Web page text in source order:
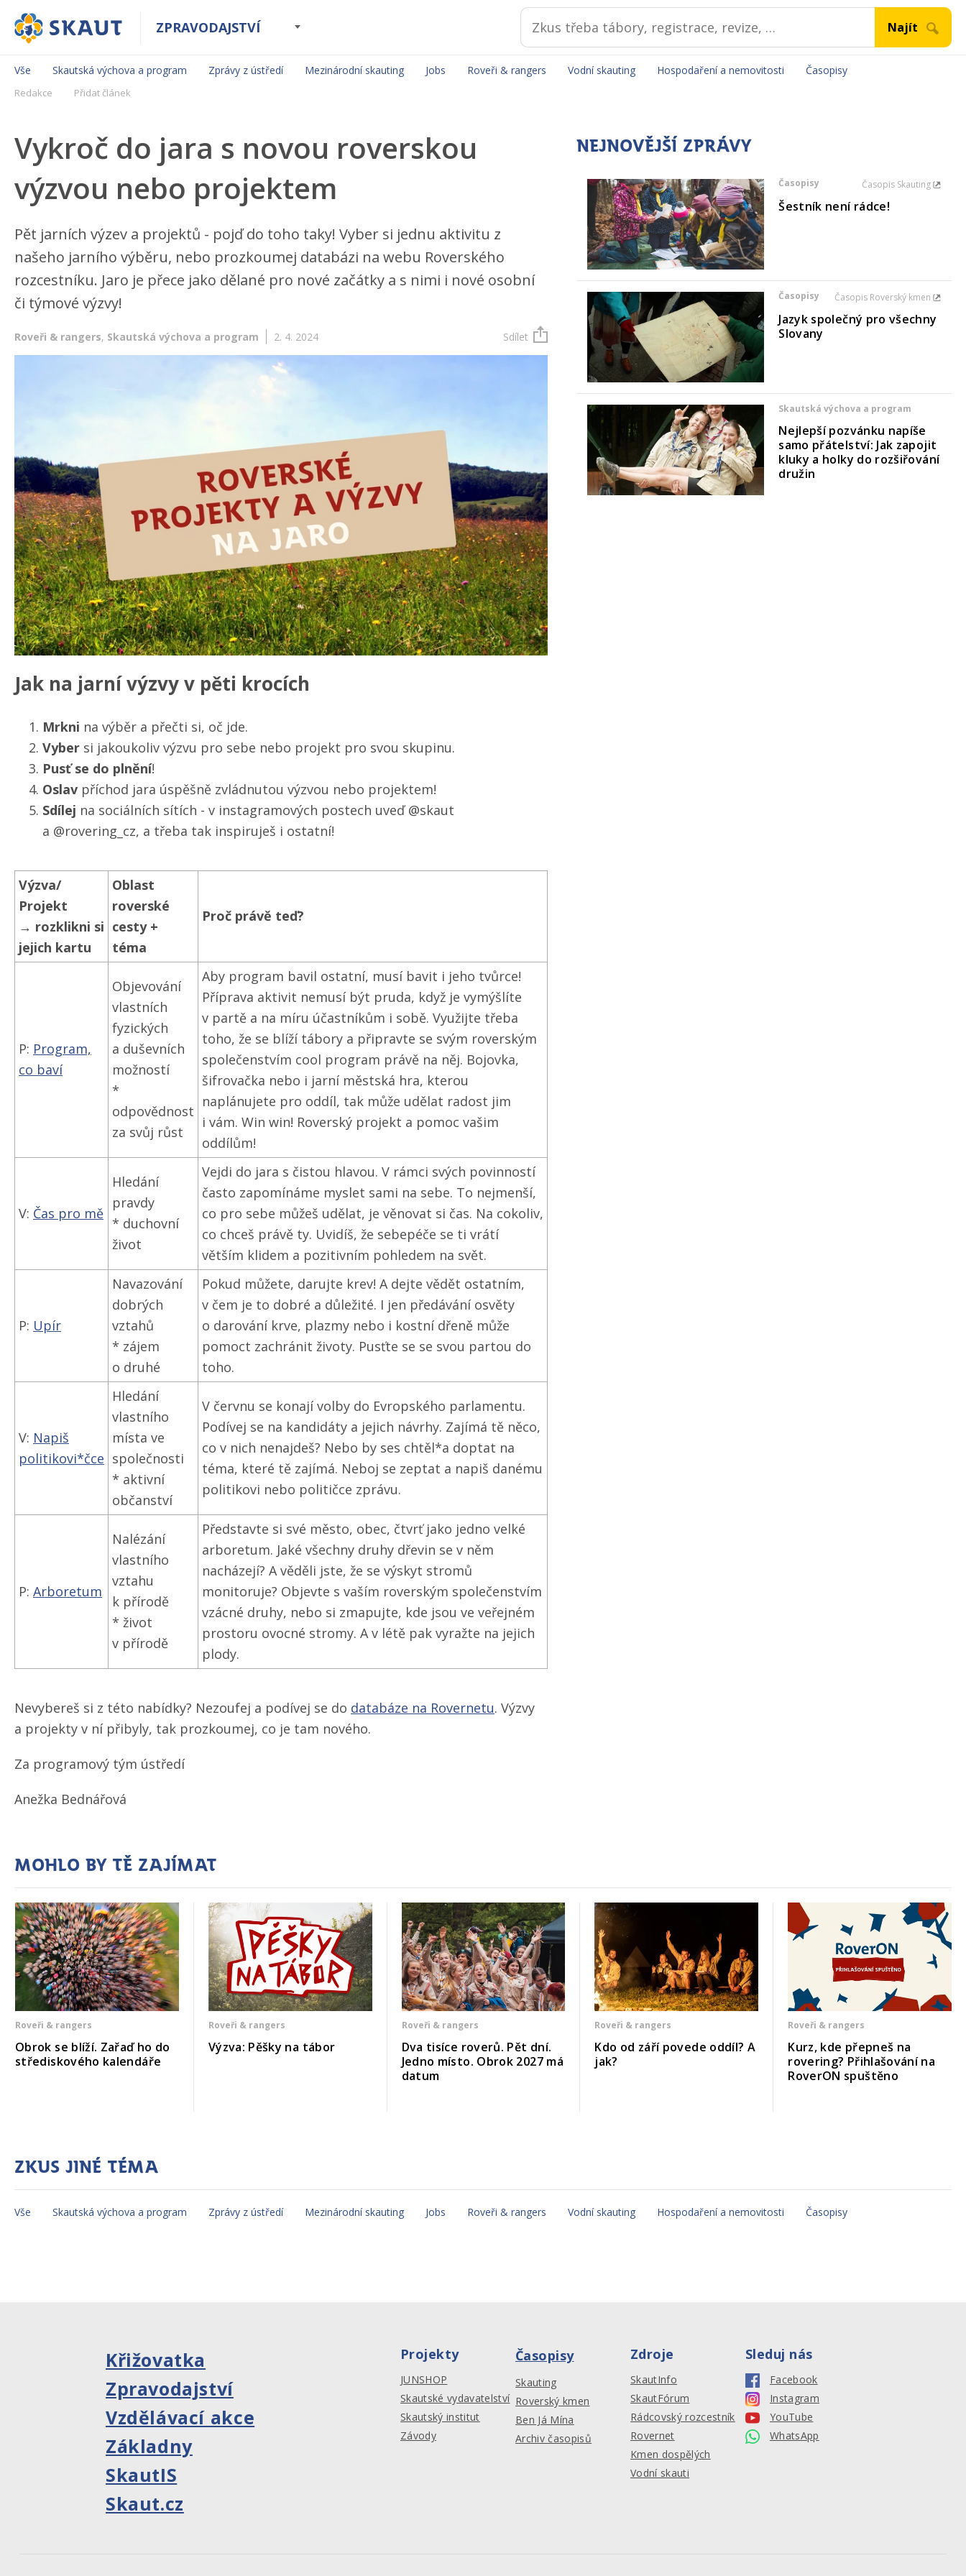
ZPRAVODAJSTVÍ
Vše Skautská výchova a program Zprávy z ústředí Mezinárodní skauting Jobs Roveři & rangers Vodní skauting Hospodaření a nemovitosti Časopisy
Redakce Přidat článek
Vykroč do jara s novou roverskou
výzvou nebo projektem
Pět jarních výzev a projektů - pojď do toho taky! Vyber si jednu aktivitu z
našeho jarního výběru, nebo prozkoumej databázi na webu Roverského
rozcestníku. Jaro je přece jako dělané pro nové začátky a s nimi i nové osobní
či týmové výzvy!
Roveři & rangers, Skautská výchova a program 2. 4. 2024 Sdílet
Jak na jarní výzvy v pěti krocích
Mrkni na výběr a přečti si, oč jde.
Vyber si jakoukoliv výzvu pro sebe nebo projekt pro svou skupinu.
Pusť se do plnění!
Oslav příchod jara úspěšně zvládnutou výzvou nebo projektem!
Sdílej na sociálních sítích - v instagramových postech uveď @skaut
a @rovering_cz, a třeba tak inspiruješ i ostatní!
Výzva/
Projekt
→ rozklikni si
jejich kartu
Oblast
roverské
cesty +
téma
Proč právě teď?
P: Program,
co baví
Objevování
vlastních
fyzických
a duševních
možností
*
odpovědnost
za svůj růst
Aby program bavil ostatní, musí bavit i jeho tvůrce!
Příprava aktivit nemusí být pruda, když je vymýšlíte
v partě a na míru účastníkům i sobě. Využijte třeba
toho, že se blíží tábory a připravte se svým roverským
společenstvím cool program právě na něj. Bojovka,
šifrovačka nebo i jarní městská hra, kterou
naplánujete pro oddíl, tak může udělat radost jim
i vám. Win win! Roverský projekt a pomoc vašim
oddílům!
V: Čas pro mě
Hledání
pravdy
* duchovní
život
Vejdi do jara s čistou hlavou. V rámci svých povinností
často zapomínáme myslet sami na sebe. To nejmenší,
co pro sebe můžeš udělat, je věnovat si čas. Na cokoliv,
co chceš právě ty. Uvidíš, že sebepéče se ti vrátí
větším klidem a pozitivním pohledem na svět.
P: Upír
Navazování
dobrých
vztahů
* zájem
o druhé
Pokud můžete, darujte krev! A dejte vědět ostatním,
v čem je to dobré a důležité. I jen předávání osvěty
o darování krve, plazmy nebo i kostní dřeně může
pomoct zachránit životy. Pusťte se se svou partou do
toho.
V: Napiš
politikovi*čce
Hledání
vlastního
místa ve
společnosti
* aktivní
občanství
V červnu se konají volby do Evropského parlamentu.
Podívej se na kandidáty a jejich návrhy. Zajímá tě něco,
co v nich nenajdeš? Nebo by ses chtěl*a doptat na
téma, které tě zajímá. Neboj se zeptat a napiš danému
politikovi nebo političce zprávu.
P: Arboretum
Nalézání
vlastního
vztahu
k přírodě
* život
v přírodě
Představte si své město, obec, čtvrť jako jedno velké
arboretum. Jaké všechny druhy dřevin se v něm
nacházejí? A věděli jste, že se výskyt stromů
monitoruje? Objevte s vaším roverským společenstvím
vzácné druhy, nebo si zmapujte, kde jsou ve veřejném
prostoru ovocné stromy. A v létě pak vyražte na jejich
plody.
Nevybereš si z této nabídky? Nezoufej a podívej se do databáze na Rovernetu. Výzvy
a projekty v ní přibyly, tak prozkoumej, co je tam nového.
Za programový tým ústředí
Anežka Bednářová
NEJNOVĚJŠÍ ZPRÁVY
Časopisy Časopis Skauting
Šestník není rádce!
Časopisy Časopis Roverský kmen
Jazyk společný pro všechny
Slovany
Skautská výchova a program
Nejlepší pozvánku napíše
samo přátelství: Jak zapojit
kluky a holky do rozšiřování
družin
Mohlo by tě zajímat
Roveři & rangers
Obrok se blíží. Zařaď ho do
střediskového kalendáře
Roveři & rangers
Výzva: Pěšky na tábor
Roveři & rangers
Dva tisíce roverů. Pět dní.
Jedno místo. Obrok 2027 má
datum
Roveři & rangers
Kdo od září povede oddíl? A
jak?
Roveři & rangers
Kurz, kde přepneš na
rovering? Přihlašování na
RoverON spuštěno
Zkus jiné téma
Vše Skautská výchova a program Zprávy z ústředí Mezinárodní skauting Jobs Roveři & rangers Vodní skauting Hospodaření a nemovitosti Časopisy
Křižovatka
Zpravodajství
Vzdělávací akce
Základny
SkautIS
Skaut.cz
Projekty
JUNSHOP
Skautské vydavatelství
Skautský institut
Závody
Časopisy
Skauting
Roverský kmen
Ben Já Mína
Archiv časopisů
Zdroje
SkautInfo
SkautFórum
Rádcovský rozcestník
Rovernet
Kmen dospělých
Vodní skauti
Sleduj nás
Facebook
Instagram
YouTube
WhatsApp